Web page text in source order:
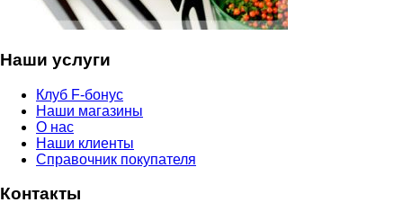
Наши услуги
Клуб F-бонус
Наши магазины
О нас
Наши клиенты
Справочник покупателя
Контакты